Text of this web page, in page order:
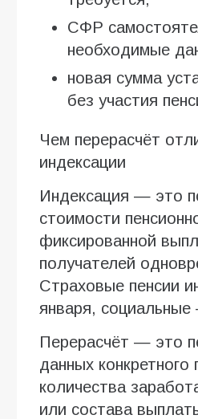
СФР
необходимые
новая сумма
без участия
Чем перерасчёт
индексации
Индексация — это
стоимости
фиксированной
получателей
Страховые пенсии
января,
Перерасчёт — это
данных конкретного
количества
или состава